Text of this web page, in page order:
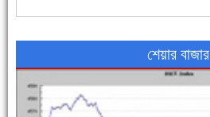
শেয়ার বাজার